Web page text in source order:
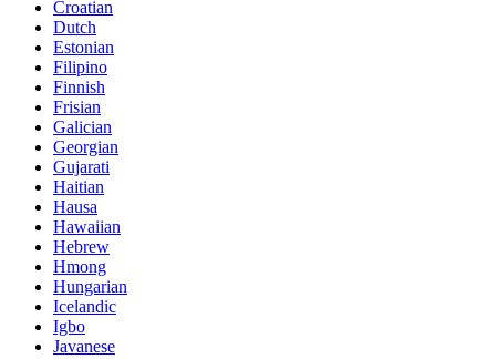
Croatian
Dutch
Estonian
Filipino
Finnish
Frisian
Galician
Georgian
Gujarati
Haitian
Hausa
Hawaiian
Hebrew
Hmong
Hungarian
Icelandic
Igbo
Javanese